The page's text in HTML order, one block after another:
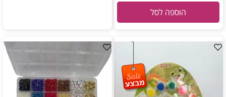
הוספה לסל